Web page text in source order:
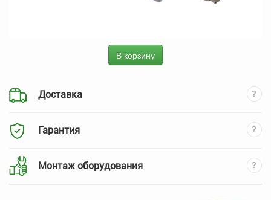
В корзину
Доставка
Гарантия
Монтаж оборудования